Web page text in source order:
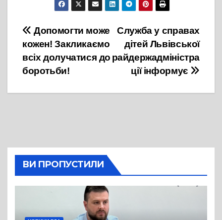
Навігація
записів
Служба у справах
дітей Львівської
райдержадміністра
ції інформує
Допомогти може
кожен! Закликаємо
всіх долучатися до
боротьби!
ВИ ПРОПУСТИЛИ